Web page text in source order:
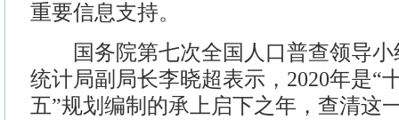
重要信息支持。
国务院第七次全国人口普查领导小
统计局副局长李晓超表示，2020年是“
五”规划编制的承上启下之年，查清这